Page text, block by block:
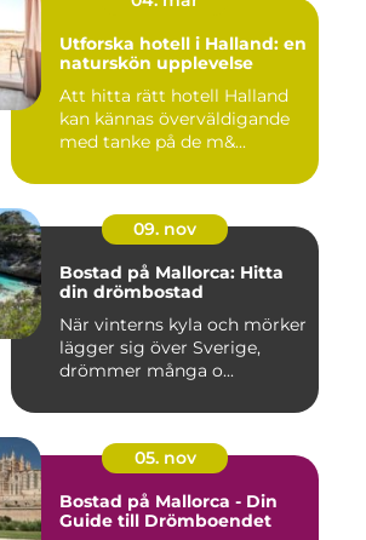
Utforska hotell i Halland: en
naturskön upplevelse
Att hitta rätt hotell Halland
kan kännas överväldigande
med tanke på de m&...
09. nov
Bostad på Mallorca: Hitta
din drömbostad
När vinterns kyla och mörker
lägger sig över Sverige,
drömmer många o...
05. nov
Bostad på Mallorca - Din
Guide till Drömboendet